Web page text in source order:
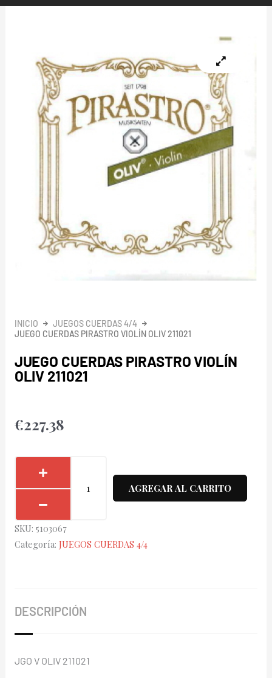
INICIO
JUEGOS CUERDAS 4/4
JUEGO CUERDAS PIRASTRO VIOLÍN OLIV 211021
JUEGO CUERDAS PIRASTRO VIOLÍN
OLIV 211021
€227.38
211021
AGREGAR AL CARRITO
SKU: 5103067
Categoría: JUEGOS CUERDAS 4/4
DESCRIPCIÓN
JGO V OLIV 211021